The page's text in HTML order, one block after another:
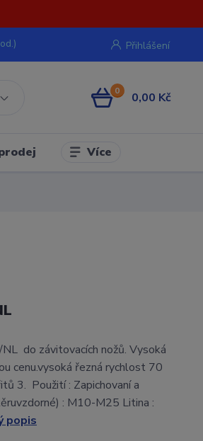
Přihlášení
0 0,00 Kč
Více
do závitovacích nožů. Vysoká
cenu.vysoká řezná rychlost 70
3. Použití : Zapichovaní a
: M10-M25 Litina :
popis